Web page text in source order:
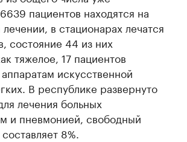
пациентов находятся на
в стационарах лечатся
состояние 44 из них
тяжелое, 17 пациентов
искусственной
В республике развернуто
лечения больных
и пневмонией, свободный
8%.